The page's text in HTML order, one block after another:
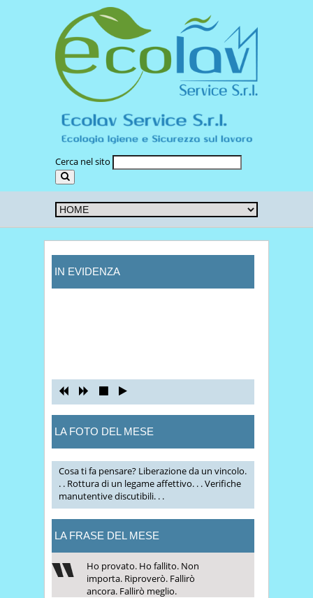
Cerca nel sito
IN EVIDENZA
LA FOTO DEL MESE
Cosa ti fa pensare? Liberazione da un vincolo.
. . Rottura di un legame affettivo. . . Verifiche
manutentive discutibili. . .
LA FRASE DEL MESE
Ho provato. Ho fallito. Non
importa. Riproverò. Fallirò
ancora. Fallirò meglio.